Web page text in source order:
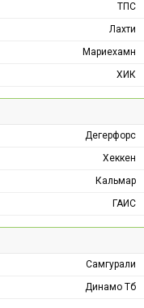
ТПС
Лахти
Мариехамн
ХИК
Дегерфорс
Хеккен
Кальмар
ГАИС
Самгурали
Динамо Тб